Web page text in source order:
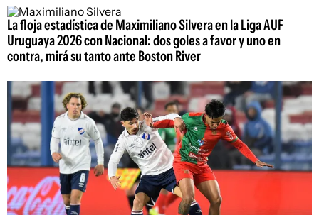
La floja estadística de Maximiliano Silvera en la Liga AUF
Uruguaya 2026 con Nacional: dos goles a favor y uno en
contra, mirá su tanto ante Boston River